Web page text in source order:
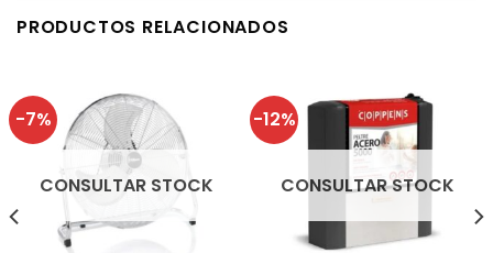
PRODUCTOS RELACIONADOS
-7%
CONSULTAR STOCK
-12%
CONSULTAR STOCK